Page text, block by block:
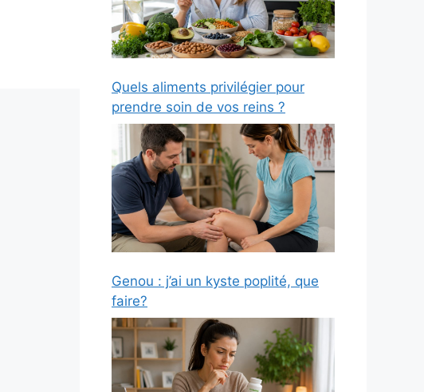
Quels aliments privilégier pour
prendre soin de vos reins ?
Genou : j’ai un kyste poplité, que
faire?